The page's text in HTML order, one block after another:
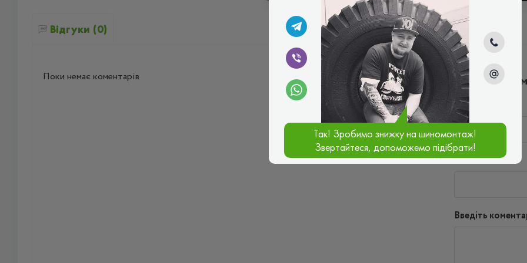
Відгуки (0)
Поки немає коментарів Написати
Ім'я*
Ваш e-mail*
Введіть
Так! Зробимо знижку на шиномонтаж!
Звертайтеся, допоможемо підібрати!